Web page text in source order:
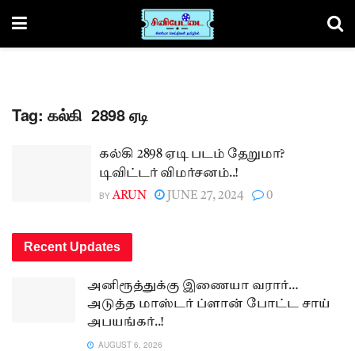
Tag: கல்கி 2898 ஏடி
கல்கி 2898 ஏடி படம் தேறுமா?
டிவிட்டர் விமர்சனம்..!
BY ARUN JUNE 27, 2024 0
Recent Updates
அனிரூத்துக்கு இணையா வரார்…
அடுத்த மாஸ்டர் ப்ளான் போட்ட சாய்
அபயங்கர்..!
AUGUST 6, 2026